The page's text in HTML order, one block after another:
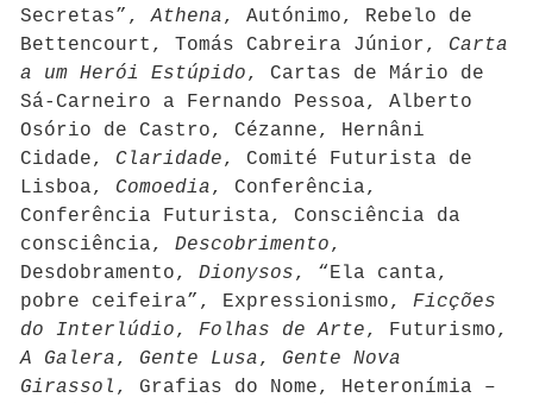
Secretas”,Athena, Autónimo, Rebelo de
Bettencourt, Tomás Cabreira Júnior, Carta
a um Herói Estúpido, Cartas de Mário de
Sá-Carneiro a Fernando Pessoa, Alberto
Osório de Castro, Cézanne, Hernâni
Cidade, Claridade, Comité Futurista de
Lisboa, Comoedia, Conferência,
Conferência Futurista, Consciência da
consciência, Descobrimento,
Desdobramento, Dionysos, “Ela canta,
pobre ceifeira”, Expressionismo, Ficções
do Interlúdio, Folhas de Arte, Futurismo,
A Galera, Gente Lusa, Gente Nova
Girassol , Grafias do Nome, Heteronímia –